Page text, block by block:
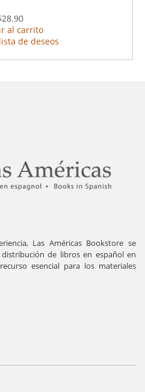
al carrito
de deseos
Las Américas Bookstore se
de libros en español en
esencial para los materiales